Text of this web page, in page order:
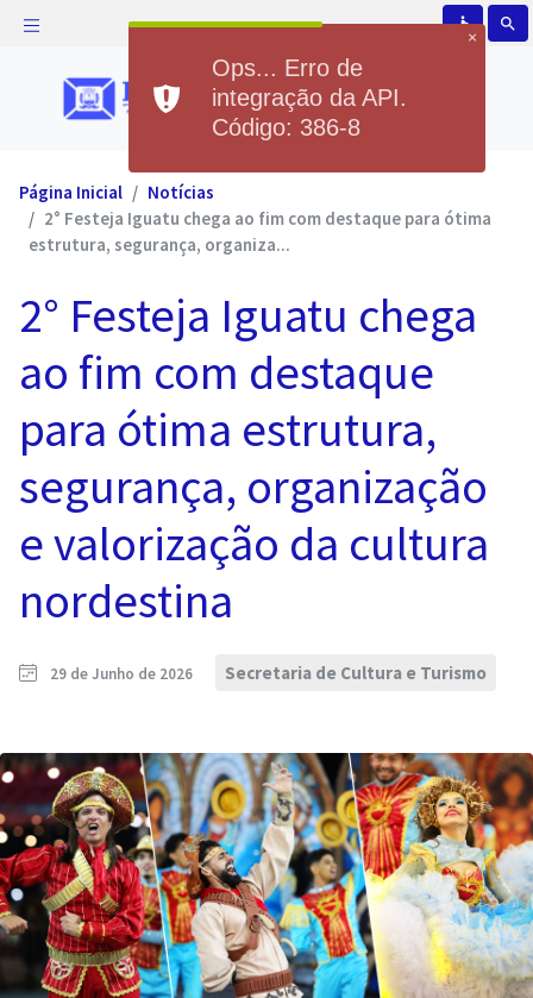
accessible search
Página Inicial
Notícias
2° Festeja Iguatu chega ao fim com destaque para ótima
estrutura, segurança, organiza...
2° Festeja Iguatu chega
ao fim com destaque
para ótima estrutura,
segurança, organização
e valorização da cultura
nordestina
29 de Junho de 2026 Secretaria de Cultura e Turismo
×
Ops... Erro de
integração da API.
Código: 386-8